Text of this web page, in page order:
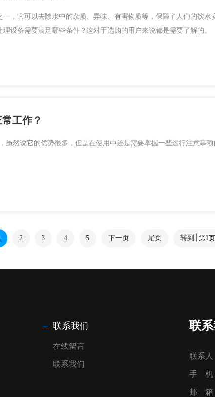
，它可以去除水中的杂质、异味、有害物质等，保障了人们的饮
设备需要满足哪些条件？这对于选购的用户来说都是需要了解的。
工作？
虽然说它的优势很多，但是在使用中还是需要掌握一些运行注意事
2 3 4 5 下一页 尾页 转到
联系我们
在线留言
联系我们
联系
联系人
手 机
邮 箱